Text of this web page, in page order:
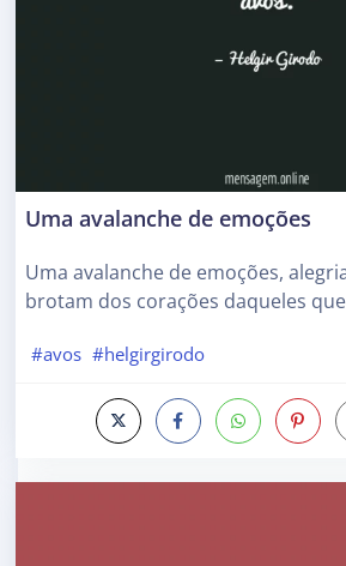
Uma avalanche de emoções
Uma avalanche de emoções,
brotam dos corações daqueles
#avos #helgirgirodo